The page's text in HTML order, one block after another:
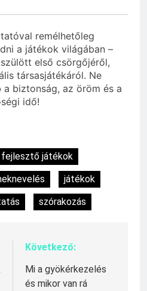
remélhetőleg
a játékok világában –
első csörgőjéről,
társasjátékáról. Ne
biztonság, az öröm és a
idő!
fejlesztő játékok
játékok
szórakozás
Következő:
Mi a gyökérkezelés
és mikor van rá